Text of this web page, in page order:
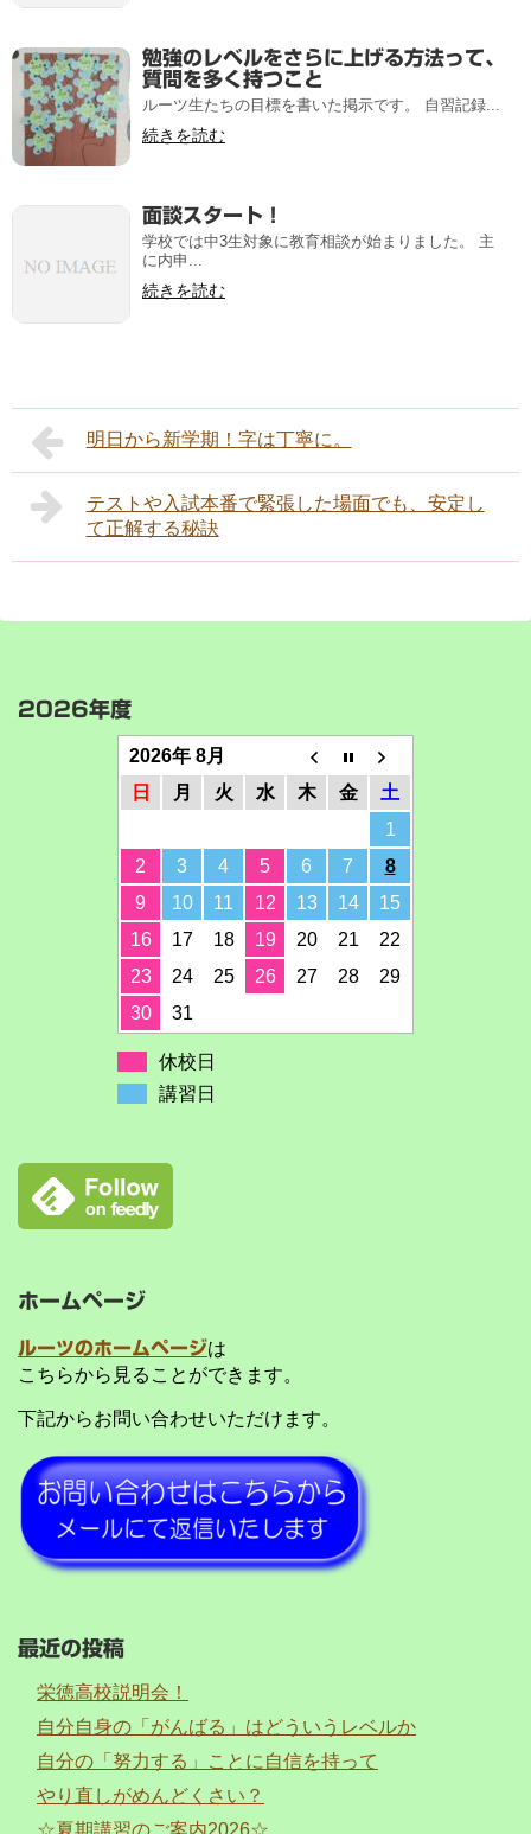
勉強のレベルをさらに上げる方法って、
質問を多く持つこと
ルーツ生たちの目標を書いた掲示です。 自習記録...
続きを読む
面談スタート！
学校では中3生対象に教育相談が始まりました。 主
に内申...
続きを読む
明日から新学期！字は丁寧に。
テストや入試本番で緊張した場面でも、安定し
て正解する秘訣
2026年度
2026年 8月
日
月 火 水 木 金
土
1
2
3 4 5 6 7
8
9
10 11 12 13 14
15
16
17 18 19 20 21
22
23
24 25 26 27 28
29
30
31
休校日
講習日
ホームページ
ルーツのホームページは
こちらから見ることができます。
下記からお問い合わせいただけます。
最近の投稿
栄徳高校説明会！
自分自身の「がんばる」はどういうレベルか
自分の「努力する」ことに自信を持って
やり直しがめんどくさい？
☆夏期講習のご案内2026☆